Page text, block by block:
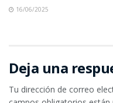
16/06/2025
Deja una
Tu dirección de correo